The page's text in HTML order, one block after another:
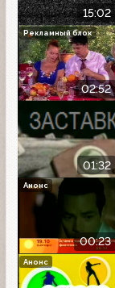
15:02
02:52
Рекламный блок
01:32
00:23
Анонс
Анонс